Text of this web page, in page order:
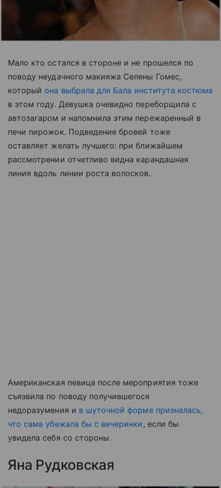
Мало кто остался в стороне и не прошелся по
поводу неудачного макияжа Селены Гомес,
который она выбрала для Бала института костюма
в этом году. Девушка очевидно переборщила с
автозагаром и напомнила этим пережаренный в
печи пирожок. Подведение бровей тоже
оставляет желать лучшего: при ближайшем
рассмотрении отчетливо видна карандашная
линия вдоль линии роста волосков.
Американская певица после мероприятия тоже
съязвила по поводу получившегося
недоразумения и в шуточной форме призналась,
что сама убежала бы с вечеринки , если бы
увидела себя со стороны.
Яна Рудковская